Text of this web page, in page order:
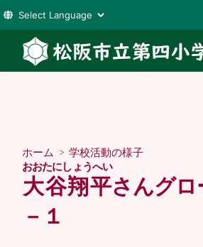
テ
ホーム > 学校活動の様子
大谷翔平
おおたにしょうへい
さんグ
－１